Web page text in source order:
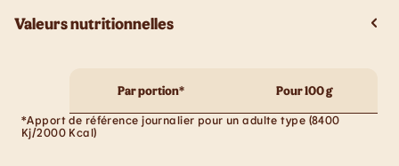
Valeurs nutritionnelles
Par portion* Pour 100 g
*Apport de référence journalier pour un adulte type (8400
Kj/2000 Kcal)